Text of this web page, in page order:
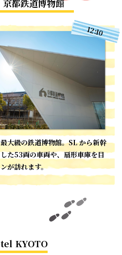
京都鉄道博物館
12:10
大級の鉄道博物館。SL から新幹
た53両の車両や、扇形車庫を目
が訪れます。
KYOTO